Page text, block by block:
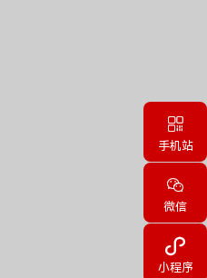

手机站

微信

小程序